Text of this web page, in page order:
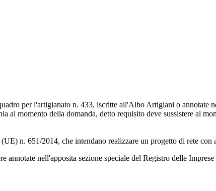
per l'artigianato n. 433, iscritte all'Albo Artigiani o annotate
momento della domanda, detto requisito deve sussistere al
n. 651/2014, che intendano realizzare un progetto di rete con
nell'apposita sezione speciale del Registro delle